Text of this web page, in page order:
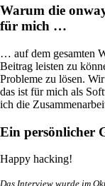
Auch
Warum die
für mich …
… auf dem gesamten
Beitrag leisten zu
Probleme zu lösen.
das ist für mich als
ich die
Ein persönlicher
Happy hacking!
Das Interview wurde im